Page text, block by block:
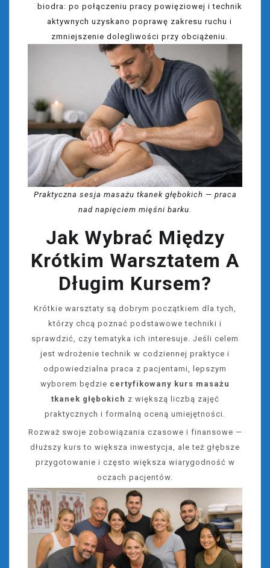
biodra: po połączeniu pracy powięziowej i technik
aktywnych uzyskano poprawę zakresu ruchu i
zmniejszenie dolegliwości przy obciążeniu.
Praktyczna sesja masażu tkanek głębokich — praca
nad napięciem mięśni barku.
Jak Wybrać Między
Krótkim Warsztatem A
Długim Kursem?
Krótkie warsztaty są dobrym początkiem dla tych,
którzy chcą poznać podstawowe techniki i
sprawdzić, czy tematyka ich interesuje. Jeśli celem
jest wdrożenie technik w codziennej praktyce i
odpowiedzialna praca z pacjentami, lepszym
wyborem będzie certyfikowany kurs masażu
tkanek głębokich z większą liczbą zajęć
praktycznych i formalną oceną umiejętności.
Rozważ swoje zobowiązania czasowe i finansowe —
dłuższy kurs to większa inwestycja, ale też głębsze
przygotowanie i często większa wiarygodność w
oczach pacjentów.